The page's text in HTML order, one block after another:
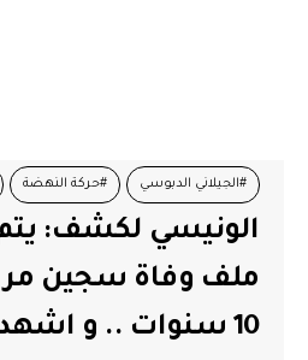
#الجيلاني الدبوسي #حركة النهضة
#وزارة الصحة
الونيسي لكشف:
ملف وفاة سجين مر
10 سنوات .. و اشهد